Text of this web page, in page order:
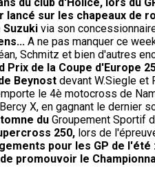
du club d'Holice, lors du
lancé sur les chapeaux de
Suzuki via son
A ne pas manquer ce
Schmitz et bien d'autres
de la Coupe d'Europe
Beynost devant W.Siegle et
le 4è motocross de
X, en gagnant le dernier
du Groupement Sportif
250, lors de
pour les GP de l'été
promouvoir le